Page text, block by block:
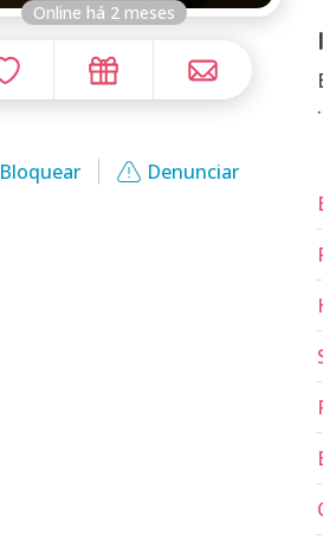
Online há 2 meses
Bloquear Denunciar